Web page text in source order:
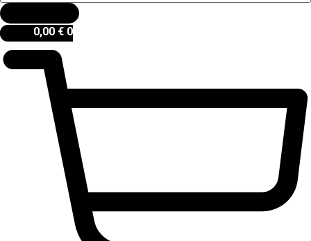
0,00 € 0